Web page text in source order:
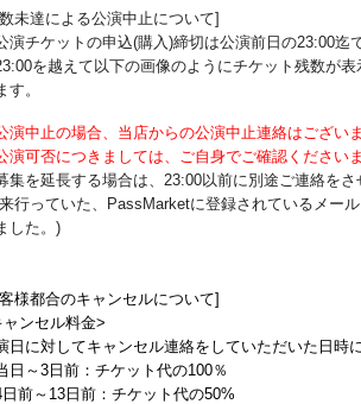
未達による公演中止について]
演チケットの申込(購入)締切は公演前日の23:00迄
を越えて以下の画像のようにチケット残数が
す。
演中止の場合、当店からの公演中止連絡はございま
演可否につきましては、ご自身でご確認ください
集を延長する場合は、23:00以前に別途ご連絡をさ
行っていた、PassMarketに登録されているメー
した。)
様都合のキャンセルについて]
ャンセル料金>
日に対してキャンセル連絡をしていただいた日時
日～3日前：チケット代の100％
日前～13日前：チケット代の50%